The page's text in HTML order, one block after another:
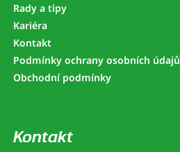
Rady a tipy
Kariéra
Kontakt
Podmínky ochrany osobních údajů
Obchodní podmínky
Kontakt